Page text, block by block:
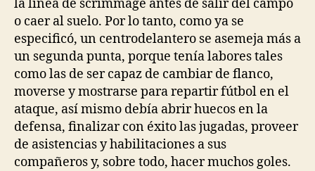
la línea de scrimmage antes de salir del campo
o caer al suelo. Por lo tanto, como ya se
especificó, un centrodelantero se asemeja más a
un segunda punta, porque tenía labores tales
como las de ser capaz de cambiar de flanco,
moverse y mostrarse para repartir fútbol en el
ataque, así mismo debía abrir huecos en la
defensa, finalizar con éxito las jugadas, proveer
de asistencias y habilitaciones a sus
compañeros y, sobre todo, hacer muchos goles.